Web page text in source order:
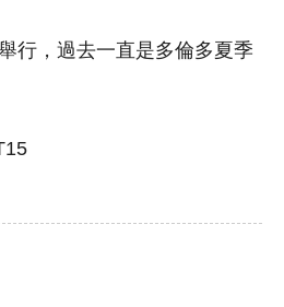
行，過去一直是多倫多夏季